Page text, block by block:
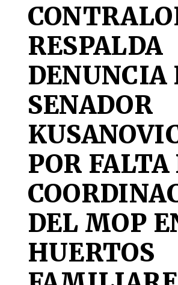
RESPALDA
DENUNCIA
SENADOR
POR FALTA
DEL MOP
HUERTOS